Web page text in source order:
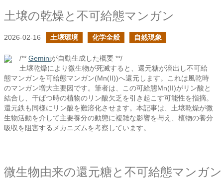
土壌の乾燥と不可給態マンガン
2026-02-16 土壌環境 化学全般 自然現象
/** Geminiが自動生成した概要 **/
土壌乾燥により微生物が死滅すると、還元糖が溶出し不可給
態マンガンを可給態マンガン(Mn(II))へ還元します。これは風乾時
のマンガン増大主要因です。筆者は、この可給態Mn(II)がリン酸と
結合し、干ばつ時の植物のリン酸欠乏を引き起こす可能性を指摘。
還元鉄も同様にリン酸を難溶化させます。本記事は、土壌乾燥が微
生物活動を介して主要養分の動態に複雑な影響を与え、植物の養分
吸収を阻害するメカニズムを考察しています。
微生物由来の還元糖と不可給態マンガン